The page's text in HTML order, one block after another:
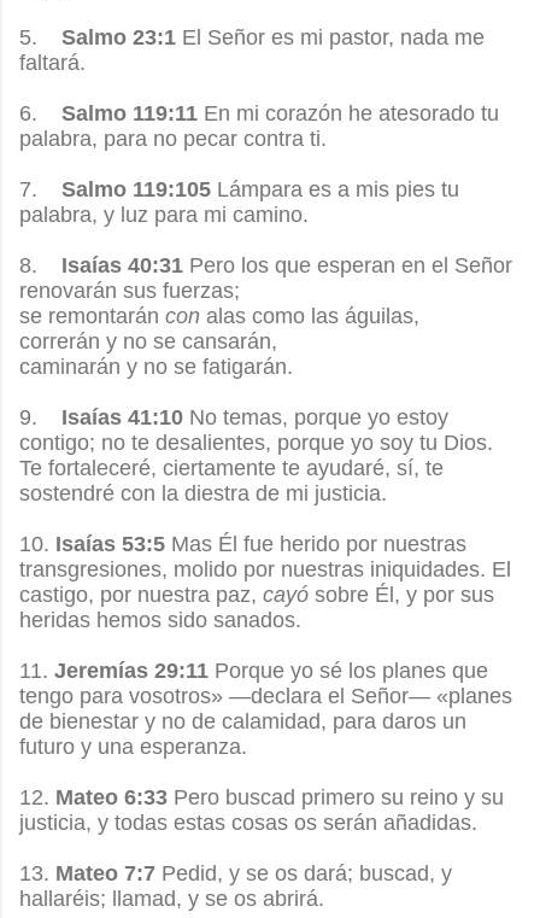
5. Salmo 23:1 El Señor es mi pastor, nada me
faltará.
6. Salmo 119:11 En mi corazón he atesorado tu
palabra, para no pecar contra ti.
7. Salmo 119:105 Lámpara es a mis pies tu
palabra, y luz para mi camino.
8. Isaías 40:31 Pero los que esperan en el Señor
renovarán sus fuerzas;
se remontarán con alas como las águilas,
correrán y no se cansarán,
caminarán y no se fatigarán.
9. Isaías 41:10 No temas, porque yo estoy
contigo; no te desalientes, porque yo soy tu Dios.
Te fortaleceré, ciertamente te ayudaré, sí, te
sostendré con la diestra de mi justicia.
10. Isaías 53:5 Mas Él fue herido por nuestras
transgresiones, molido por nuestras iniquidades. El
castigo, por nuestra paz, cayó sobre Él, y por sus
heridas hemos sido sanados.
11. Jeremías 29:11 Porque yo sé los planes que
tengo para vosotros» —declara el Señor— «planes
de bienestar y no de calamidad, para daros un
futuro y una esperanza.
12. Mateo 6:33 Pero buscad primero su reino y su
justicia, y todas estas cosas os serán añadidas.
13. Mateo 7:7 Pedid, y se os dará; buscad, y
hallaréis; llamad, y se os abrirá.